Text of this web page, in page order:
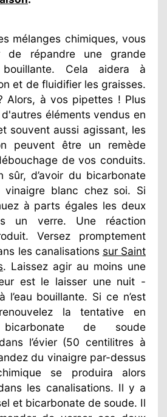
mélanges chimiques, vous
de répandre une grande
bouillante. Cela aidera à
et de fluidifier les graisses.
Alors, à vos pipettes ! Plus
éléments vendus en
souvent aussi agissant, les
peuvent être un remède
de vos conduits.
sûr, d’avoir du bicarbonate
blanc chez soi. Si
à parts égales les deux
un verre. Une réaction
Versez promptement
les canalisations sur Saint
. Laissez agir au moins une
est le laisser une nuit -
l’eau bouillante. Si ce n’est
la tentative en
de soude
l’évier (50 centilitres à
du vinaigre par-dessus
se produira alors
les canalisations. Il y a
et bicarbonate de soude. Il